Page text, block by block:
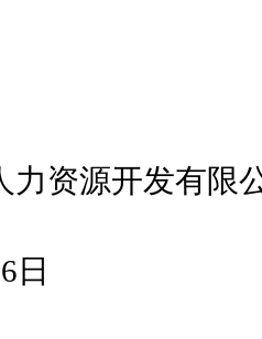
力资源开发有限
日